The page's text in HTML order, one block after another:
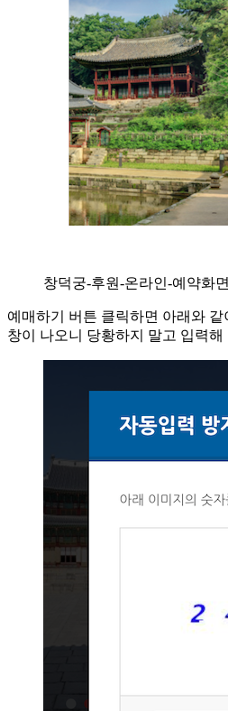
창덕궁-후원-온라인-예약화면
예매하기 버튼 클릭하면 아래와
창이 나오니 당황하지 말고 입력해